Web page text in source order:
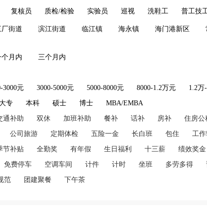
复核员 质检/检验 实验员 巡视 洗鞋工 普工技
厂街道 滨江街道 临江镇 海永镇 海门港新区
个月内 三个月内
3000元 3000-5000元 5000-8000元 8000-1.2万元 1.2万
大专 本科 硕士 博士 MBA/EMBA
通补助 双休 加班补助 餐补 话补 房补 住房公
公司旅游 定期体检 五险一金 长白班 包住 工
节补贴 全勤奖 有年假 生日福利 十三薪 绩效奖金
免费停车 空调车间 计件 计时 坐班 多劳多得
范 团建聚餐 下午茶